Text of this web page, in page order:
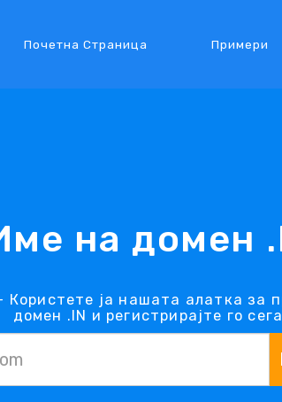
Почетна Страница Примери
на домен
ја нашата алатка за
домен .IN и регистрирајте го